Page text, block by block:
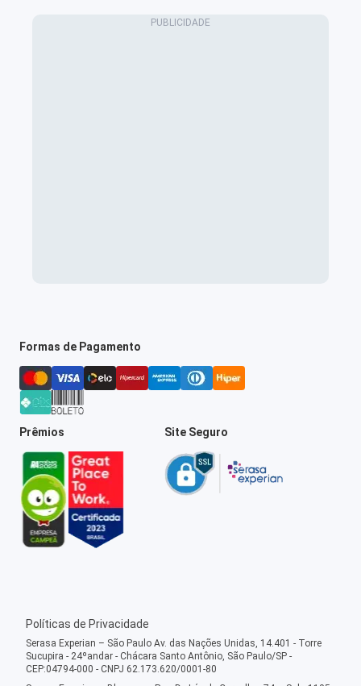
Formas de Pagamento
Prêmios Site Seguro
Políticas de Privacidade
Serasa Experian – São Paulo Av. das Nações Unidas, 14.401 - Torre
Sucupira - 24ºandar - Chácara Santo Antônio, São Paulo/SP -
CEP:04794-000 - CNPJ 62.173.620/0001-80